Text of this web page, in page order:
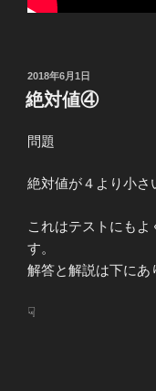
投
稿
日:
2018年6月1日
絶対値④
問題
絶対値が４より小さ
これはテストにも
す。
解答と解説は下にあ
☟